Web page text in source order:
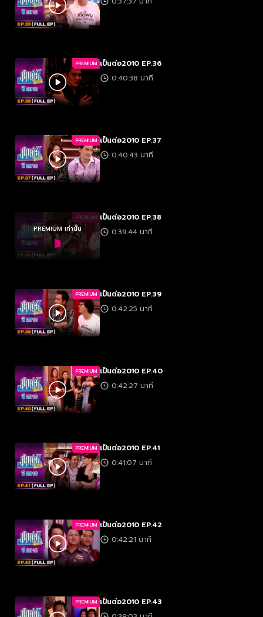
PREMIUM เป็นต่อ2010 EP.36
0:40:38 นาที
PREMIUM เป็นต่อ2010 EP.37
0:40:43 นาที
PREMIUM
PREMIUM เท่านั้น
เป็นต่อ2010 EP.38
0:39:44 นาที
PREMIUM เป็นต่อ2010 EP.39
0:42:25 นาที
PREMIUM เป็นต่อ2010 EP.40
0:42:27 นาที
PREMIUM เป็นต่อ2010 EP.41
0:41:07 นาที
PREMIUM เป็นต่อ2010 EP.42
0:42:21 นาที
PREMIUM เป็นต่อ2010 EP.43